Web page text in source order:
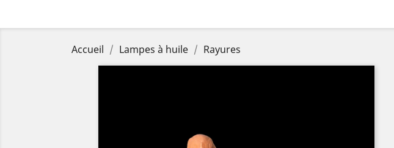
Accueil Lampes à huile Rayures